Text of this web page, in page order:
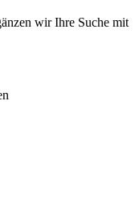
wir Ihre Suche mit